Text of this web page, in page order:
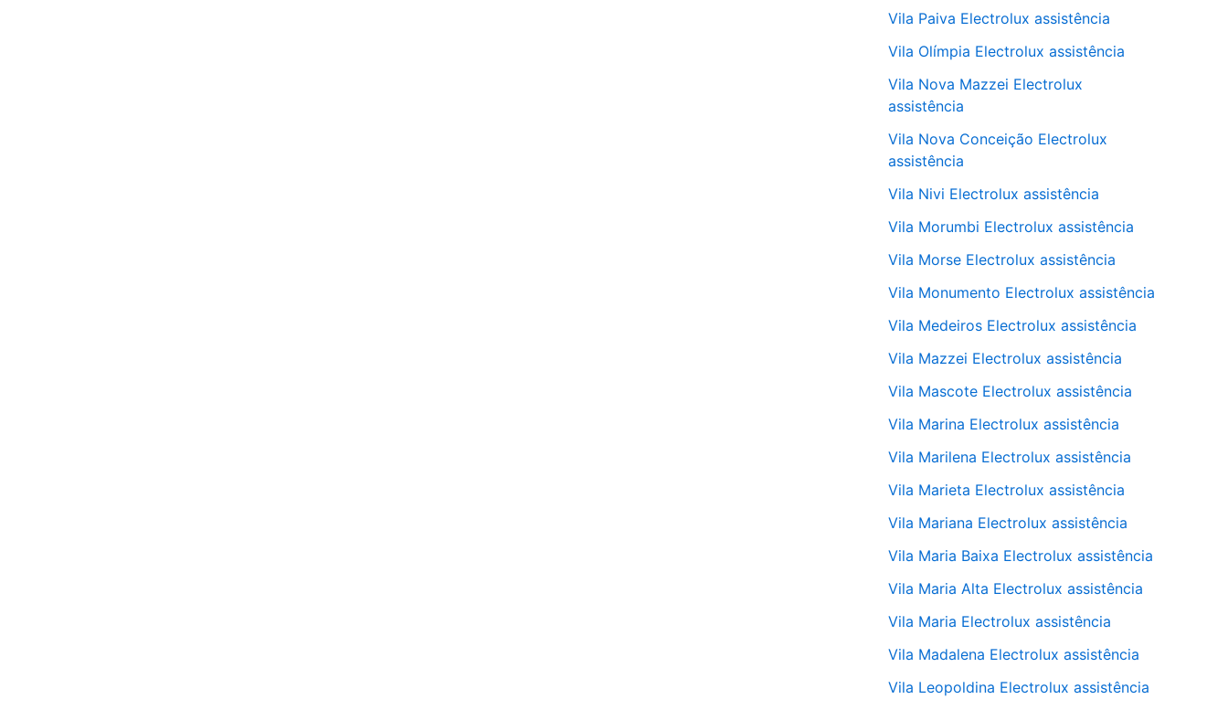
Vila Paiva Electrolux assistência
Vila Olímpia Electrolux assistência
Vila Nova Mazzei Electrolux
assistência
Vila Nova Conceição Electrolux
assistência
Vila Nivi Electrolux assistência
Vila Morumbi Electrolux assistência
Vila Morse Electrolux assistência
Vila Monumento Electrolux assistência
Vila Medeiros Electrolux assistência
Vila Mazzei Electrolux assistência
Vila Mascote Electrolux assistência
Vila Marina Electrolux assistência
Vila Marilena Electrolux assistência
Vila Marieta Electrolux assistência
Vila Mariana Electrolux assistência
Vila Maria Baixa Electrolux assistência
Vila Maria Alta Electrolux assistência
Vila Maria Electrolux assistência
Vila Madalena Electrolux assistência
Vila Leopoldina Electrolux assistência